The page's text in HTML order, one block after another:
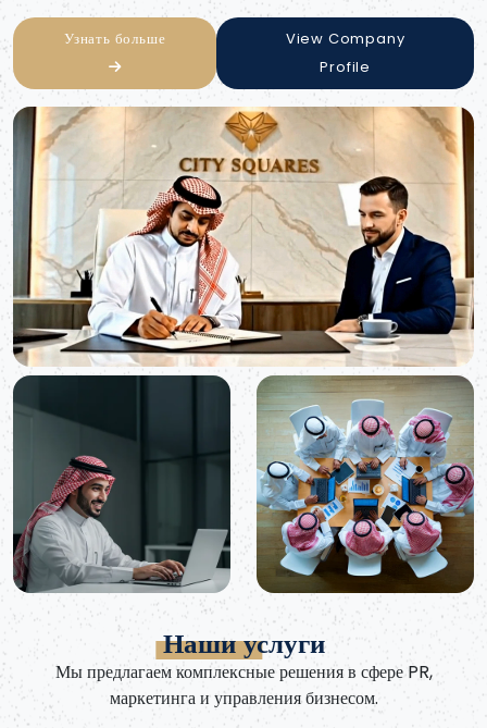
Узнать больше
View Company
Profile
Наши услуги
Мы предлагаем комплексные решения в сфере PR,
маркетинга и управления бизнесом.